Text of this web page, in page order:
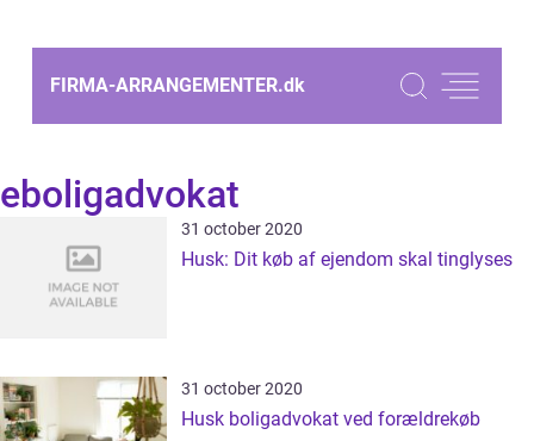
FIRMA-ARRANGEMENTER.dk
eboligadvokat
31 october 2020
Husk: Dit køb af ejendom skal tinglyses
31 october 2020
Husk boligadvokat ved forældrekøb